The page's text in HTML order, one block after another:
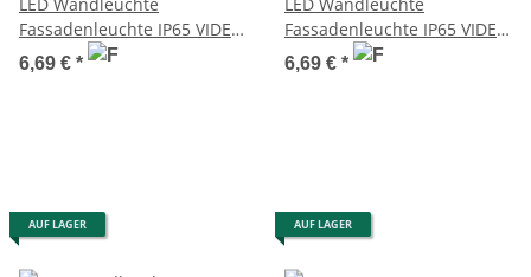
Fassadenleuchte IP65 VIDEX
12W 3000K-4000K-6500K
1200Lm Schwarz
6,69 € *
Fassadenleuchte IP65 VIDEX
12W 3000K-4000K-6500K
1200Lm Weiß
6,69 € *
AUF LAGER AUF LAGER